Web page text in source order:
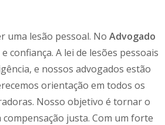
uma lesão pessoal. No Advogado
confiança. A lei de lesões pessoais
e nossos advogados estão
orientação em todos os
Nosso objetivo é tornar o
justa. Com um forte